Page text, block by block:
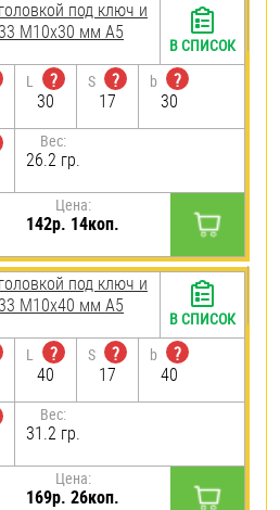
под ключ и
М10х30 мм А5
L
?
30
S
?
17
b
?
30
Вес:
26.2 гр.
Цена:
142р. 14коп.
В СПИСОК
под ключ и
М10х40 мм А5
L
?
40
S
?
17
b
?
40
Вес:
31.2 гр.
Цена:
169р. 26коп.
В СПИСОК